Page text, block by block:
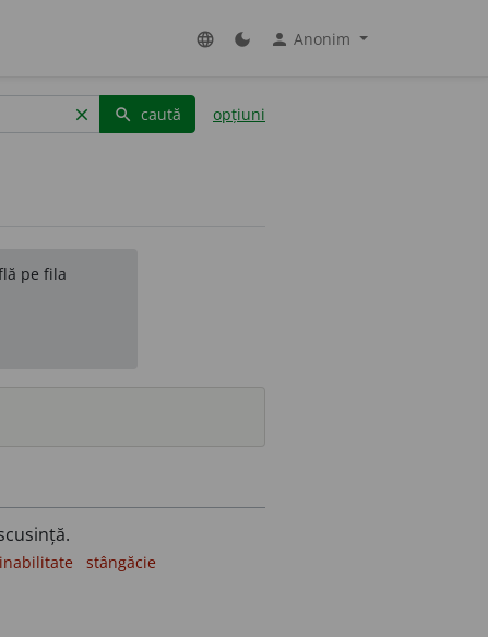
language dark_mode person Anonim
clear search caută opțiuni
pe fila
inabilitate
stângăcie